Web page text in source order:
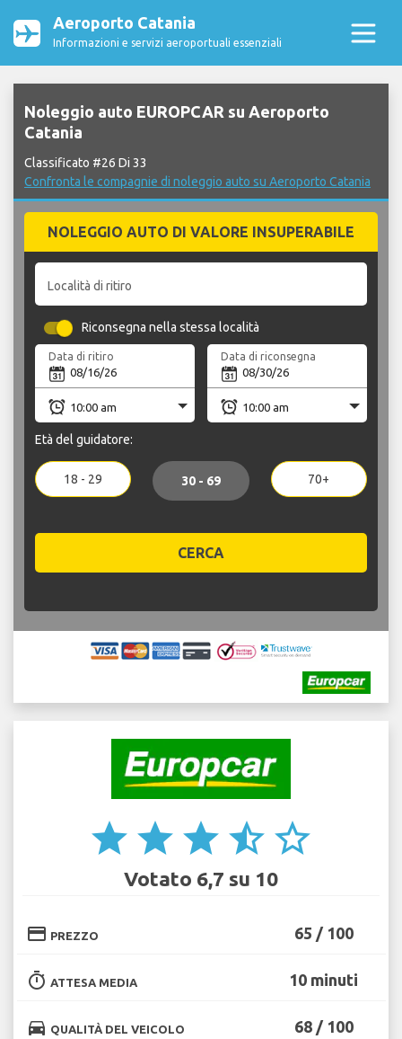
Aeroporto Catania
Informazioni e servizi aeroportuali essenziali
Noleggio auto EUROPCAR su Aeroporto
Catania
Classificato #26 Di 33
Confronta le compagnie di noleggio auto su Aeroporto Catania
NOLEGGIO AUTO DI VALORE INSUPERABILE
Località di ritiro
Riconsegna nella stessa località
Data di ritiro Data di riconsegna
Età del guidatore:
18 - 29 30 - 69 70+
CERCA
star star star star_half star_border
Votato 6,7 su 10
credit_card PREZZO 65 / 100
timer ATTESA MEDIA 10 minuti
directions_car QUALITÀ DEL VEICOLO 68 / 100